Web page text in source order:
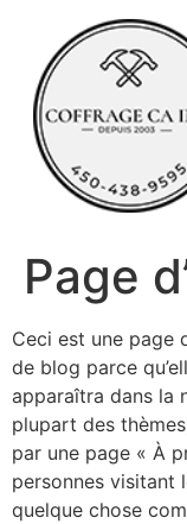
Page
Ceci est une page
de blog parce
apparaîtra dans la
plupart des
par une page « À
personnes visitant
quelque chose